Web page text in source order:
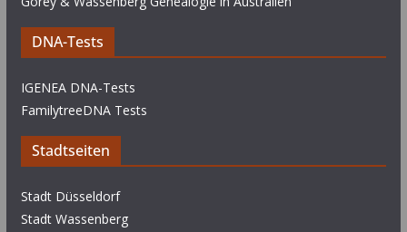
DNA-Tests
IGENEA DNA-Tests
FamilytreeDNA Tests
Stadtseiten
Stadt Düsseldorf
Stadt Wassenberg